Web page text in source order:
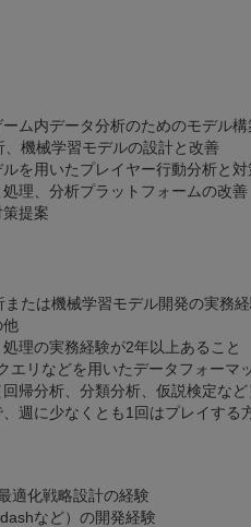
ム内データ分析のためのモデル構
機械学習モデルの設計と改善
を用いたプレイヤー行動分析と
理、分析プラットフォームの改善
提案
たは機械学習モデル開発の実務
他
理の実務経験が2年以上あること
エリなどを用いたデータフォーマ
帰分析、分類分析、仮説検定な
週に少なくとも1回はプレイする
適化戦略設計の経験
など）の開発経験